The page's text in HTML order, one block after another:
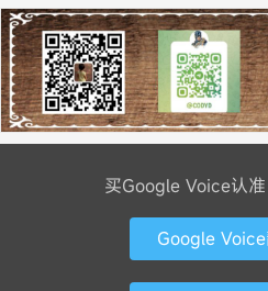
买Google Voice认准
Google